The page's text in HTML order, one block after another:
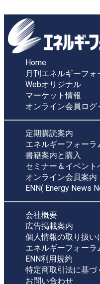
Home
月刊エネルギーフォ
Webオリジナル
マーケット情報
オンライン会員ログ
定期購読案内
エネルギーフォーラ
書籍案内と購入
セミナー＆イベント
オンライン会員案内
ENN( Energy News
会社概要
広告掲載案内
個人情報の取り扱い
エネルギーフォー
ENN利用規約
特定商取引法に基づ
お問い合わせ